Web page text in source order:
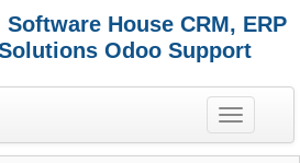
House CRM, ERP
Odoo Support
T
o
g